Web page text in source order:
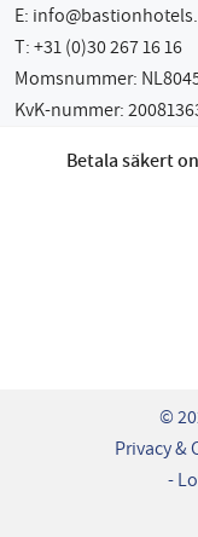
E:
T: +31 (0)30 267 16 16
Momsnummer:
KvK-nummer:
Betala säkert
©
Privacy &